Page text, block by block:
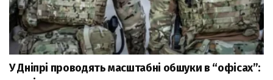
У Дніпрі проводять масштабні обшуки в “офісах”: